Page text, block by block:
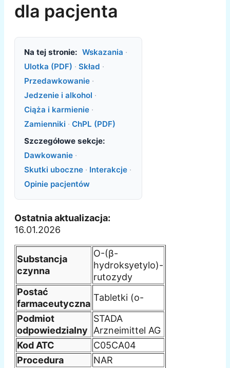
dla pacjenta
Na tej stronie: Wskazania ·
Ulotka (PDF) · Skład ·
Przedawkowanie ·
Jedzenie i alkohol ·
Ciąża i karmienie ·
Zamienniki · ChPL (PDF)
Szczegółowe sekcje:
Dawkowanie ·
Skutki uboczne · Interakcje ·
Opinie pacjentów
Ostatnia aktualizacja:
16.01.2026
Substancja
czynna
O-(β-
hydroksyetylo)-
rutozydy
Postać
farmaceutyczna
Tabletki (o-
Podmiot
odpowiedzialny
STADA
Arzneimittel AG
Kod ATC
C05CA04
Procedura
NAR